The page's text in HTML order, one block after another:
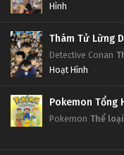
Hình
Thám Tử Lừng
Detective Conan
Hoạt Hình
Pokemon Tổng
Pokemon Thể loại